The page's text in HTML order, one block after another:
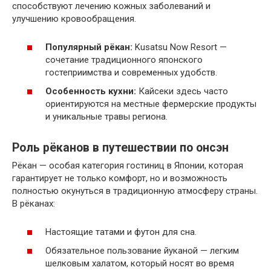
способствуют лечению кожных заболеваний и
улучшению кровообращения.
Популярный рёкан: Kusatsu Now Resort —
сочетание традиционного японского
гостеприимства и современных удобств.
Особенность кухни: Кайсеки здесь часто
ориентируются на местные фермерские продукты
и уникальные травы региона.
Роль рёканов в путешествии по онсэн
Рёкан — особая категория гостиниц в Японии, которая
гарантирует не только комфорт, но и возможность
полностью окунуться в традиционную атмосферу страны.
В рёканах:
Настоящие татами и футон для сна.
Обязательное пользование йуканой — легким
шелковым халатом, который носят во время